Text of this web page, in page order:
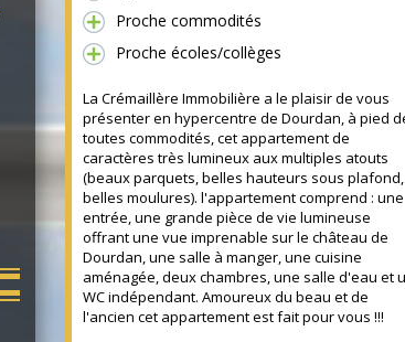
Proche commodités
Proche écoles/collèges
La Crémaillère Immobilière a le plaisir de vous
présenter en hypercentre de Dourdan, à pied
toutes commodités, cet appartement de
caractères très lumineux aux multiples atouts
(beaux parquets, belles hauteurs sous plafond,
belles moulures). l'appartement comprend : une
entrée, une grande pièce de vie lumineuse
offrant une vue imprenable sur le château de
Dourdan, une salle à manger, une cuisine
aménagée, deux chambres, une salle d'eau et
WC indépendant. Amoureux du beau et de
l'ancien cet appartement est fait pour vous !!!